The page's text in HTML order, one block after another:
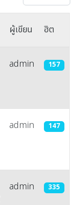
ผู้เขียน ฮิต
admin 157
admin 147
admin 335